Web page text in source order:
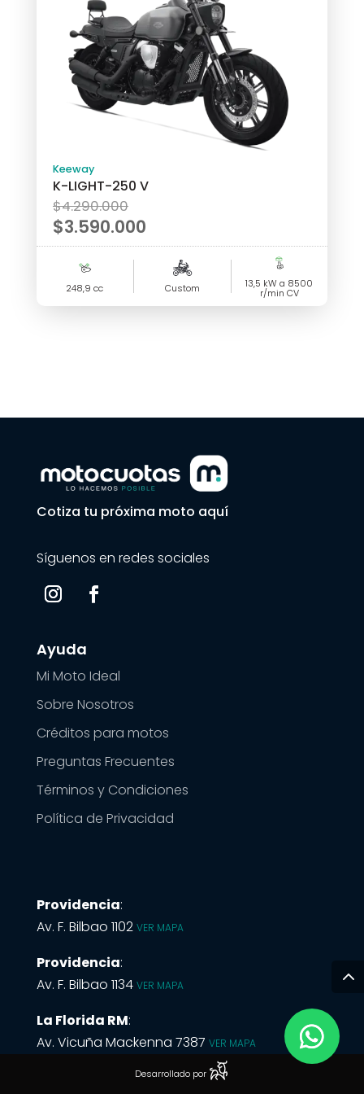
Keeway
K-LIGHT-250 V
$4.290.000El
precio
original
era:
$4.290.000.
$3.590.000
El
precio
actual
es:
248,9 cc Custom 13,5 kW a 8500
r/min CV
Cotiza tu próxima moto aquí
Síguenos en redes sociales
Ayuda
Mi Moto Ideal
Sobre Nosotros
Créditos para motos
Preguntas Frecuentes
Términos y Condiciones
Política de Privacidad
Providencia:
Av. F. Bilbao 1102 VER MAPA
Providencia:
Av. F. Bilbao 1134 VER MAPA
La Florida RM:
Av. Vicuña Mackenna 7387 VER MAPA
Desarrollado por